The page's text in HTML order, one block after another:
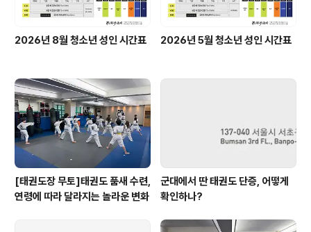
2026년 8월 청소년 성인 시간표 2026년 5월 청소년 성인 시간표
[태권도장 무토]태권도 품새 수련,
연령에 따라 달라지는 놀라운 변화
군대에서 딴 태권도 단증, 어떻게
확인하나?